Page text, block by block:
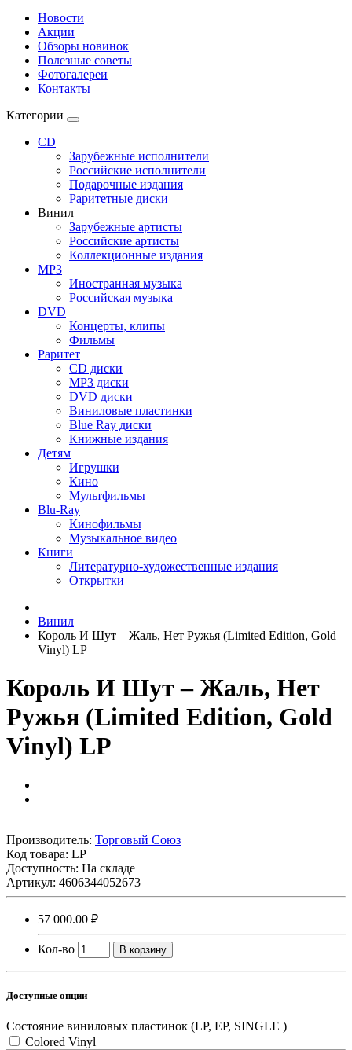
Новости
Акции
Обзоры новинок
Полезные советы
Фотогалереи
Контакты
Категории
CD
Зарубежные исполнители
Российские исполнители
Подарочные издания
Раритетные диски
Винил
Зарубежные артисты
Российские артисты
Коллекционные издания
MP3
Иностранная музыка
Российская музыка
DVD
Концерты, клипы
Фильмы
Раритет
CD диски
MP3 диски
DVD диски
Виниловые пластинки
Blue Ray диски
Книжные издания
Детям
Игрушки
Кино
Мультфильмы
Blu-Ray
Кинофильмы
Музыкальное видео
Книги
Литературно-художественные издания
Открытки
Винил
Король И Шут ‎– Жаль, Нет Ружья (Limited Edition, Gold
Vinyl) LP
Король И Шут ‎– Жаль, Нет
Ружья (Limited Edition, Gold
Vinyl) LP
Производитель: Торговый Союз
Код товара: LP
Доступность: На складе
Артикул: 4606344052673
57 000.00 ₽
Кол-во В корзину
Доступные опции
Состояние виниловых пластинок (LP, EP, SINGLE )
Colored Vinyl